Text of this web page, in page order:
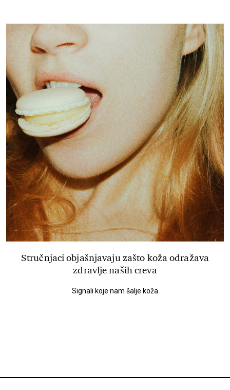
Stručnjaci objašnjavaju zašto koža odražava
zdravlje naših creva
Signali koje nam šalje koža